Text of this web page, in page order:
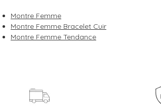
Montre Femme
Montre Femme Bracelet Cuir
Montre Femme Tendance